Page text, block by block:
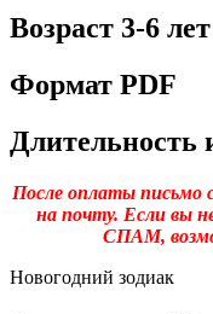
Возраст 3-6 лет
Формат PDF
Длительность
После оплаты письмо
на почту. Если вы
СПАМ,
Новогодний зодиак